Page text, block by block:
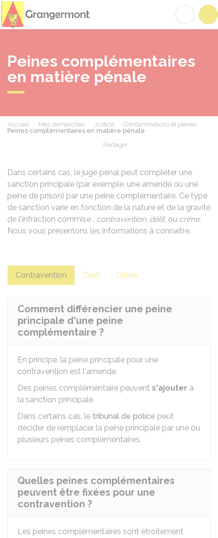
Peines complémentaires
en matière pénale
Accueil Mes démarches Justice
Condamnations et peines
Peines complémentaires en matière pénale
Partager
Dans certains cas, le juge pénal peut compléter une
sanction principale (par exemple, une amende ou une
peine de prison) par une peine complémentaire. Ce type
de sanction varie en fonction de la nature et de la gravité
de l'infraction commise : contravention, délit, ou crime.
Nous vous présentons les informations à connaître.
Contravention Délit Crime
Comment différencier une peine
principale d'une peine
complémentaire ?
En principe, la peine principale pour une
contravention est l'amende.
Des peines complémentaire peuvent s'ajouter à
la sanction principale.
Dans certains cas, le tribunal de police peut
décider de remplacer la peine principale par une ou
plusieurs peines complémentaires.
Quelles peines complémentaires
peuvent être fixées pour une
contravention ?
Les peines complémentaires sont étroitement